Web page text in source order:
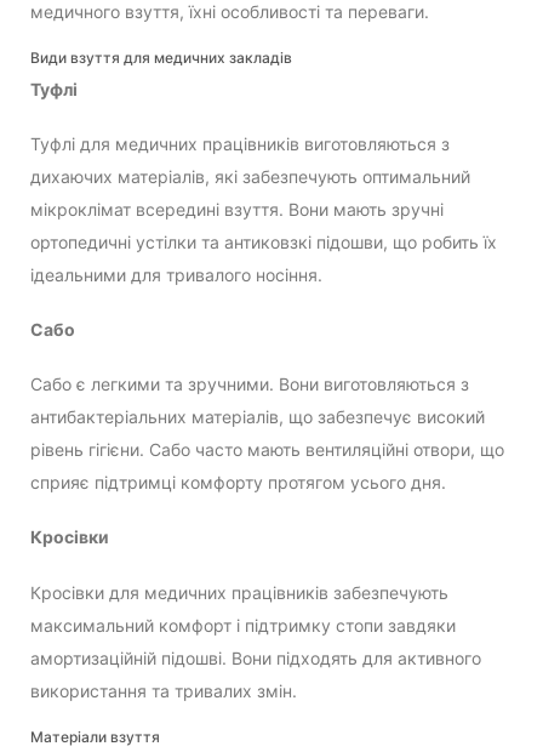
медичного взуття, їхні особливості та переваги.
Види взуття для медичних закладів
Туфлі
Туфлі для медичних працівників виготовляються з
дихаючих матеріалів, які забезпечують оптимальний
мікроклімат всередині взуття. Вони мають зручні
ортопедичні устілки та антиковзкі підошви, що робить їх
ідеальними для тривалого носіння.
Сабо
Сабо є легкими та зручними. Вони виготовляються з
антибактеріальних матеріалів, що забезпечує високий
рівень гігієни. Сабо часто мають вентиляційні отвори, що
сприяє підтримці комфорту протягом усього дня.
Кросівки
Кросівки для медичних працівників забезпечують
максимальний комфорт і підтримку стопи завдяки
амортизаційній підошві. Вони підходять для активного
використання та тривалих змін.
Матеріали взуття